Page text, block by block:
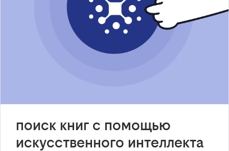
поиск книг с помощью
искусственного интеллекта